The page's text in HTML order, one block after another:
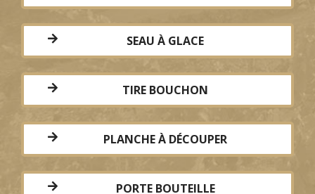
SEAU À GLACE
TIRE BOUCHON
PLANCHE À DÉCOUPER
PORTE BOUTEILLE